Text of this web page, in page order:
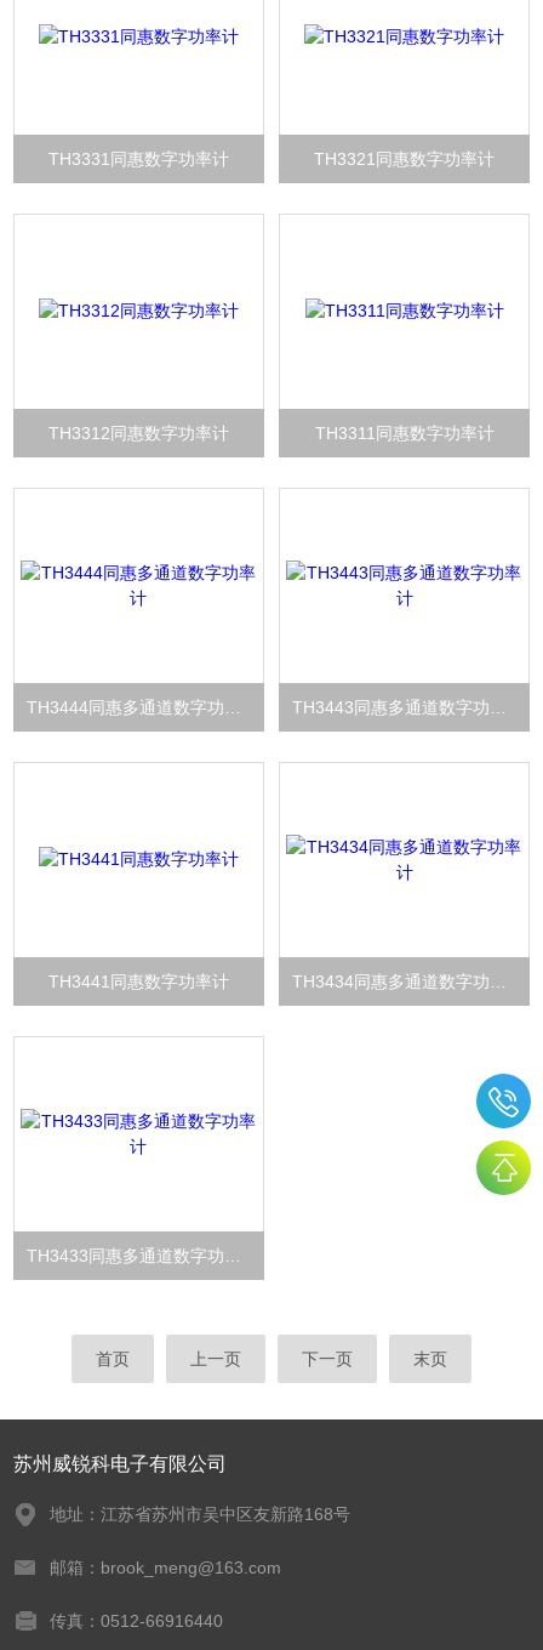
TH3331同惠数字功率计 TH3321同惠数字功率计
TH3312同惠数字功率计 TH3311同惠数字功率计
TH3441同惠数字功率计
首页 上一页 下一页 末页
苏州威锐科电子有限公司
地址：江苏省苏州市吴中区友新路168号
邮箱：brook_meng@163.com
传真：0512-66916440